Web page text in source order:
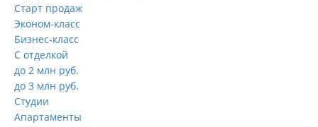
Старт продаж
Эконом-класс
Бизнес-класс
С отделкой
до 2 млн руб.
до 3 млн руб.
Студии
Апартаменты